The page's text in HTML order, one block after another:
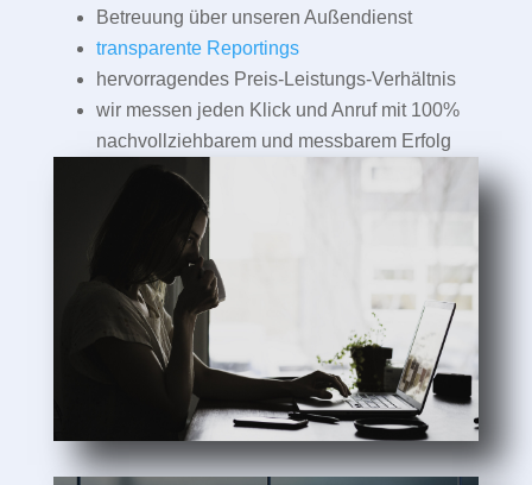
Betreuung über unseren Außendienst
transparente Reportings
hervorragendes Preis-Leistungs-Verhältnis
wir messen jeden Klick und Anruf mit 100%
nachvollziehbarem und messbarem Erfolg